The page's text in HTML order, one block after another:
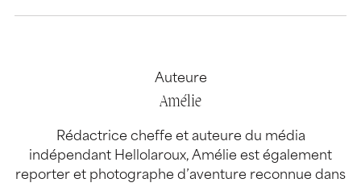
Auteure
Amélie
Rédactrice cheffe et auteure du média
indépendant Hellolaroux, Amélie est également
reporter et photographe d’aventure reconnue dans